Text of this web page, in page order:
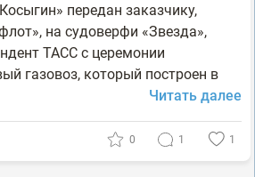
передан заказчику,
на судоверфи «Звезда»,
ТАСС с церемонии
газовоз, который построен в
Читать далее
0 1 1